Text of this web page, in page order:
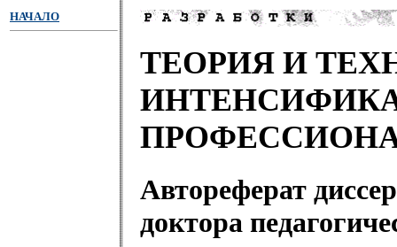
НАЧАЛО
ТЕОРИЯ И
Автореферат
доктора